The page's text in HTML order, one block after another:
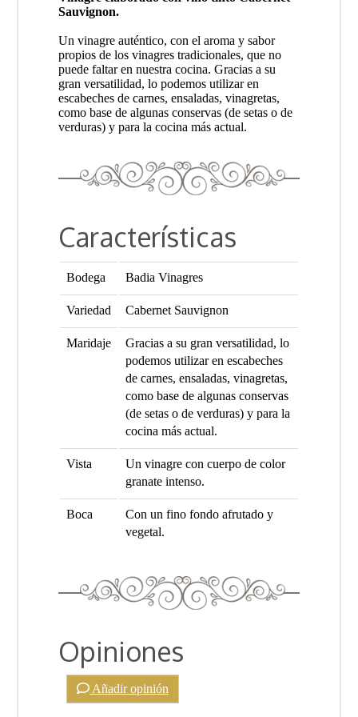
Sauvignon.
Un vinagre auténtico, con el aroma y sabor
propios de los vinagres tradicionales, que no
puede faltar en nuestra cocina. Gracias a su
gran versatilidad, lo podemos utilizar en
escabeches de carnes, ensaladas, vinagretas,
como base de algunas conservas (de setas o de
verduras) y para la cocina más actual.
Características
Bodega Badia Vinagres
Variedad Cabernet Sauvignon
Maridaje
Gracias a su gran versatilidad, lo
podemos utilizar en escabeches
de carnes, ensaladas, vinagretas,
como base de algunas conservas
(de setas o de verduras) y para la
cocina más actual.
Vista
Un vinagre con cuerpo de color
granate intenso.
Boca
Con un fino fondo afrutado y
vegetal.
Opiniones
Añadir opinión